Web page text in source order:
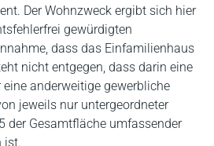
Der Wohnzweck ergibt sich hier
gewürdigten
dass das Einfamilienhaus
nicht entgegen, dass darin eine
anderweitige gewerbliche
jeweils nur untergeordneter
der Gesamtfläche umfassender
ist.